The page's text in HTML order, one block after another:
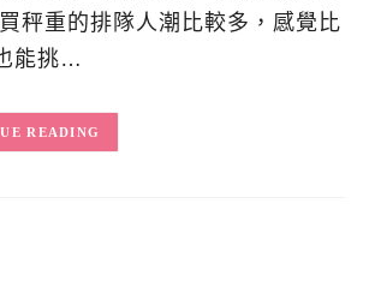
秤重的排隊人潮比較多，感覺比
能挑…
READING